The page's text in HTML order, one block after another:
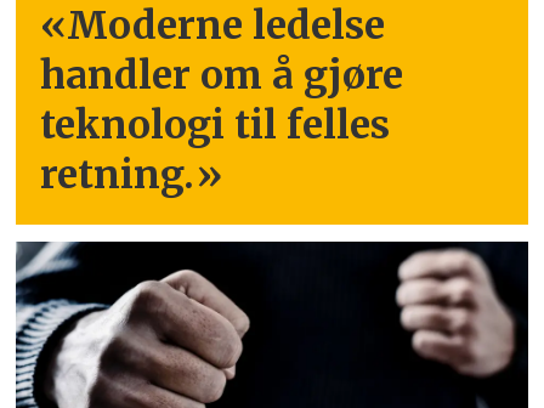
«Moderne ledelse
handler om å gjøre
teknologi til felles
retning.»